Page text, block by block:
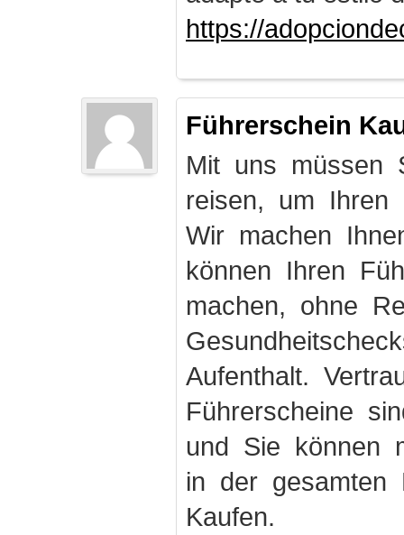
https://
Führerschein
Mit uns müssen
reisen, um Ihren
Wir machen
können Ihren
machen, ohne
Aufenthalt.
Führerscheine
und Sie können
in der gesamten
Kaufen.